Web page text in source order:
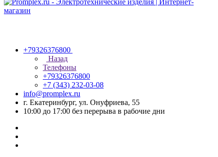
+79326376800
Назад
Телефоны
+79326376800
+7 (343) 232-03-08
info@promplex.ru
г. Екатеринбург, ул. Онуфриева, 55
10:00 до 17:00 без перерыва в рабочие дни